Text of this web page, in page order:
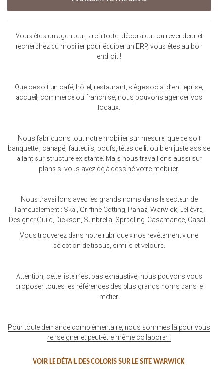
Vous êtes un agenceur, architecte, décorateur ou revendeur et
recherchez du mobilier pour équiper un ERP, vous êtes au bon
endroit !
Que ce soit un café, hôtel, restaurant, siège social d’entreprise,
accueil, commerce ou franchise, nous pouvons agencer vos
locaux.
Nous fabriquons tout notre mobilier sur mesure, que ce soit
banquette , canapé, fauteuils, poufs, têtes de lit ou bien juste assise
allant sur structure existante. Mais nous travaillons aussi sur
plans si vous avez déjà dessiné votre mobilier.
Nous travaillons avec les grands noms dans le secteur de
l’ameublement : Skaï, Griffine Cotting, Panaz, Warwick, Lelièvre,
Designer Guild, Dickson, Sunbrella, Spradling, Casamance, Casal…
Vous trouverez dans notre rubrique « nos revêtement » une
sélection de tissus, similis et velours.
Attention, cette liste n’est pas exhaustive, nous pouvons vous
proposer toutes les références des plus grands noms dans le
métier.
Pour toute demande complémentaire, nous sommes là pour vous
renseigner et peut-être même collaborer !
VOIR LE DÉTAIL DES COLORIS SUR LE SITE WARWICK